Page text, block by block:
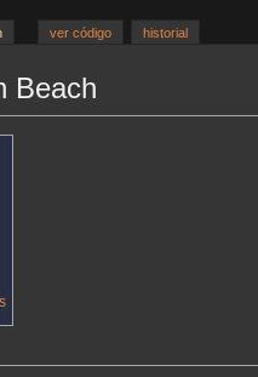
Beach
ver código historial